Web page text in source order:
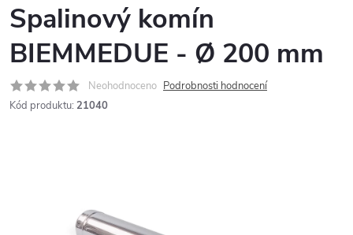
Spalinový komín
BIEMMEDUE - Ø 200 mm
Neohodnoceno Podrobnosti hodnocení
Kód produktu: 21040